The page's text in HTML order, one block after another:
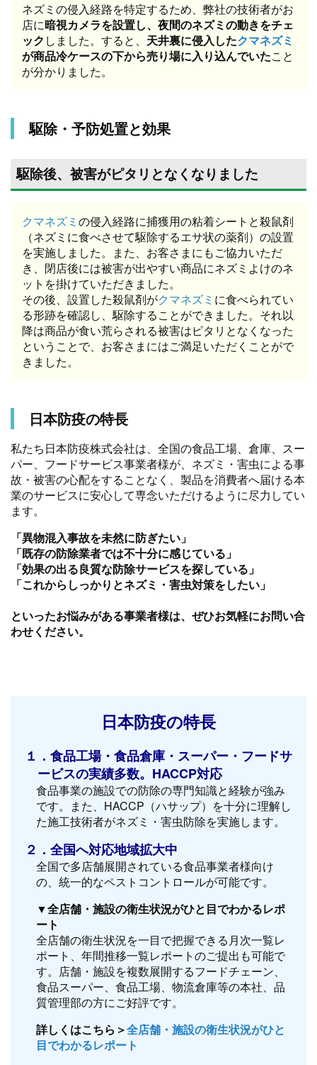
ネズミの侵入経路を特定するため、弊社の技術者がお
店に暗視カメラを設置し、夜間のネズミの動きをチェ
ック しました。すると、 天井裏に侵入したクマネズミ
が商品冷ケースの下から売り場に入り込んでいたこと
が分かりました。
駆除・予防処置と効果
駆除後、被害がピタリとなくなりました
クマネズミ の侵入経路に捕獲用の粘着シートと殺鼠剤
（ネズミに食べさせて駆除するエサ状の薬剤）の設置
を実施しました。また、お客さまにもご協力いただ
き、閉店後には被害が出やすい商品にネズミよけのネ
ットを掛けていただきました。
その後、設置した殺鼠剤がクマネズミ に食べられてい
る形跡を確認し、駆除することができました。それ以
降は商品が食い荒らされる被害はピタリとなくなった
ということで、お客さまにはご満足いただくことがで
きました。
日本防疫の特長
私たち日本防疫株式会社は、全国の食品工場、倉庫、スー
パー、フードサービス事業者様が、ネズミ・害虫による事
故・被害の心配をすることなく、製品を消費者へ届ける本
業のサービスに安心して専念いただけるように尽力してい
ます。
「異物混入事故を未然に防ぎたい」
「既存の防除業者では不十分に感じている」
「効果の出る良質な防除サービスを探している」
「これからしっかりとネズミ・害虫対策をしたい」
といったお悩みがある事業者様は、ぜひお気軽にお問い合
わせください。
日本防疫の特長
１．食品工場・食品倉庫・スーパー・フードサ
ービスの実績多数。HACCP対応
食品事業の施設での防除の専門知識と経験が強み
です。また、HACCP（ハサップ）を十分に理解し
た施工技術者がネズミ・害虫防除を実施します。
２．全国へ対応地域拡大中
全国で多店舗展開されている食品事業者様向け
の、統一的なペストコントロールが可能です。
▼全店舗・施設の衛生状況がひと目でわかるレポ
ート
全店舗の衛生状況を一目で把握できる月次一覧レ
ポート、年間推移一覧レポートのご提出も可能で
す。店舗・施設を複数展開するフードチェーン、
食品スーパー、食品工場、物流倉庫等の本社、品
質管理部の方にご好評です。
詳しくはこちら＞全店舗・施設の衛生状況がひと
目でわかるレポート